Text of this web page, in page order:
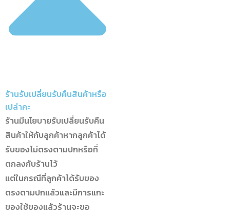
ร้านรับเปลี่ยนรับคืนสินค้าหรือ
เปล่าคะ
ร้านมีนโยบายรับเปลี่ยนรับคืน
สินค้าให้กับลูกค้าหากลูกค้าได้
รับของไม่ตรงตามปกหรือที่
ตกลงกับร้านไว้
แต่ในกรณีที่ลูกค้าได้รับของ
ตรงตามปกแล้วและมีการแกะ
ของใช้ของแล้วร้านจะขอ